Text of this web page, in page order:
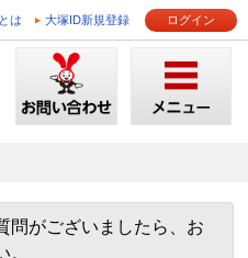
は 大塚ID新規登録 ログイン
問がございましたら、お